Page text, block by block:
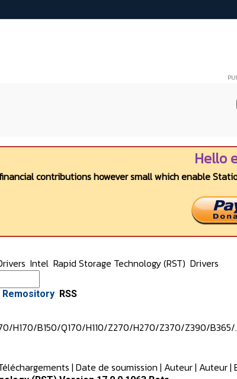
Hello
contributions however small which enable
Intel Rapid Storage Technology (RST) Drivers
Remository RSS
H170/B150/Q170/H110/Z270/H270/Z370/Z390/
| Date de soumission | Auteur| Auteur|